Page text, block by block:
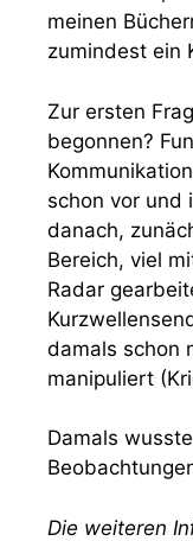
meinen
zumindest ein
Zur ersten
begonnen?
schon vor und
danach,
Bereich, viel
Radar
damals schon
manipuliert
Damals
Die weiteren